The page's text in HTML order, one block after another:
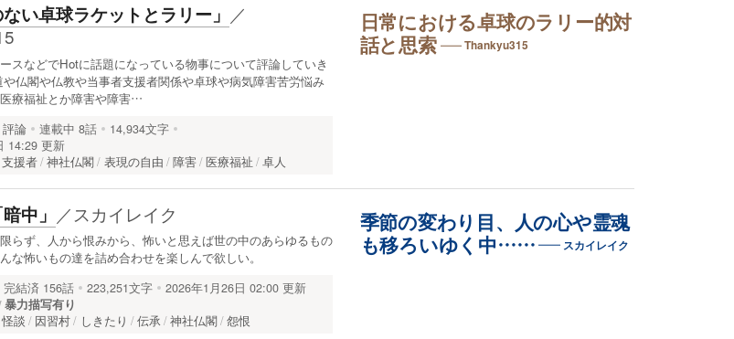
日常における卓球のラリー的対
話と思索
Thankyu315
い卓球ラケットとラリー」 ／
スなどでHotに話題になっている物事について評論していき
や仏閣や仏教や当事者支援者関係や卓球や病気障害苦労悩み
療福祉とか障害や障害…
論 連載中 8話
14,934文字
14:29 更新
支援者 神社仏閣 表現の自由 障害 医療福祉 卓人
季節の変わり目、人の心や霊魂
も移ろいゆく中……
スカイレイク
中」 ／ スカイレイク
らず、人から恨みから、怖いと思えば世の中のあらゆるもの
な怖いもの達を詰め合わせを楽しんで欲しい。
完結済 156話 223,251文字
2026年1月26日 02:00 更新
暴力描写有り
怪談 因習村 しきたり 伝承 神社仏閣 怨恨